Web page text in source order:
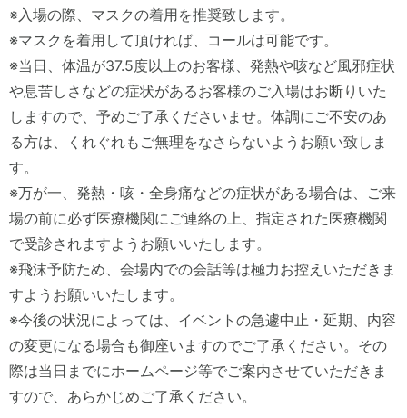
※入場の際、マスクの着用を推奨致します。
※マスクを着用して頂ければ、コールは可能です。
※当日、体温が37.5度以上のお客様、発熱や咳など風邪症状
や息苦しさなどの症状があるお客様のご入場はお断りいた
しますので、予めご了承くださいませ。体調にご不安のあ
る方は、くれぐれもご無理をなさらないようお願い致しま
す。
※万が一、発熱・咳・全身痛などの症状がある場合は、ご来
場の前に必ず医療機関にご連絡の上、指定された医療機関
で受診されますようお願いいたします。
※飛沫予防ため、会場内での会話等は極力お控えいただきま
すようお願いいたします。
※今後の状況によっては、イベントの急遽中止・延期、内容
の変更になる場合も御座いますのでご了承ください。その
際は当日までにホームページ等でご案内させていただきま
すので、あらかじめご了承ください。